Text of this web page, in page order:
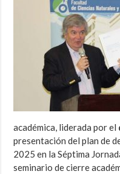
académica, liderada por el
presentación del plan de
2025 en la Séptima
seminario de cierre